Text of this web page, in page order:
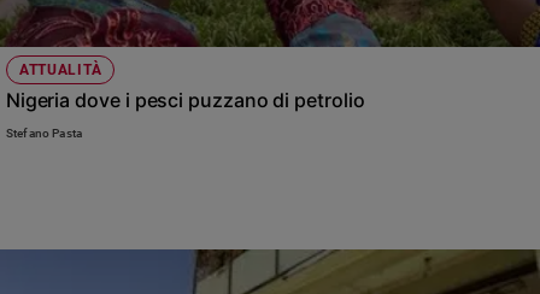
ATTUALITÀ
Nigeria dove i pesci puzzano di petrolio
Stefano Pasta